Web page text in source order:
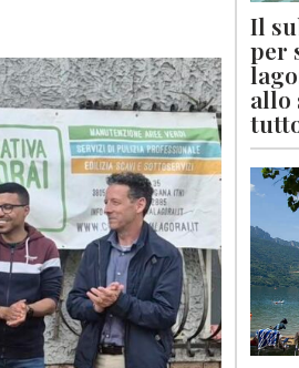
Il
per
allo